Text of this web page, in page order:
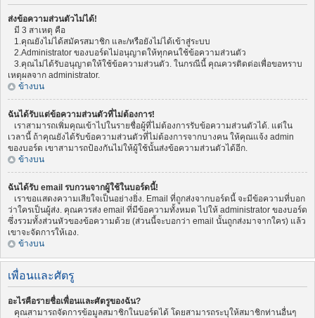
ส่งข้อความส่วนตัวไม่ได้!
มี 3 สาเหตุ คือ
1.คุณยังไม่ได้สมัครสมาชิก และ/หรือยังไม่ได้เข้าสู่ระบบ
2.Administrator ของบอร์ดไม่อนุญาตให้ทุกคนใช้ข้อความส่วนตัว
3.คุณไม่ได้รับอนุญาตให้ใช้ข้อความส่วนตัว. ในกรณีนี้ คุณควรติดต่อเพื่อขอทราบ
เหตุผลจาก administrator.
ข้างบน
ฉันได้รับแต่ข้อความส่วนตัวที่ไม่ต้องการ!
เราสามารถเพิ่มคุณเข้าไปในรายชื่อผู้ที่ไม่ต้องการรับข้อความส่วนตัวได้. แต่ใน
เวลานี้ ถ้าคุณยังได้รับข้อความส่วนตัวที่ไม่ต้องการจากบางคน ให้คุณแจ้ง admin
ของบอร์ด เขาสามารถป้องกันไม่ให้ผู้ใช้นั้นส่งข้อความส่วนตัวได้อีก.
ข้างบน
ฉันได้รับ email รบกวนจากผู้ใช้ในบอร์ดนี้!
เราขอแสดงความเสียใจเป็นอย่างยิ่ง. Email ที่ถูกส่งจากบอร์ดนี้ จะมีข้อความที่บอก
ว่าใครเป็นผู้ส่ง. คุณควรส่ง email ที่มีข้อความทั้งหมด ไปให้ administrator ของบอร์ด
ซึ่งรวมทั้งส่วนหัวของข้อความด้วย (ส่วนนี้จะบอกว่า email นั้นถูกส่งมาจากใคร) แล้ว
เขาจะจัดการให้เอง.
ข้างบน
เพื่อนและศัตรู
อะไรคือรายชื่อเพื่อนและศัตรูของฉัน?
คุณสามารถจัดการข้อมูลสมาชิกในบอร์ดได้ โดยสามารถระบุให้สมาชิกท่านอื่นๆ